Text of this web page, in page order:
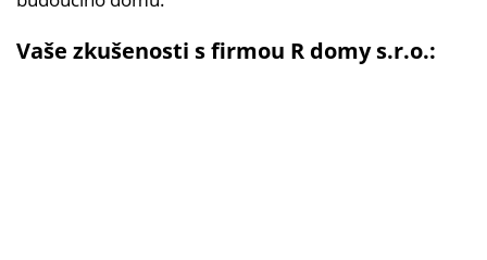
Vaše zkušenosti s firmou R domy s.r.o.: